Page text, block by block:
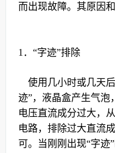
而出现故障。其原因
1 ． “字迹”排除
使用几小时或几天
迹”，液晶盒产生气泡
电压直流成分过大，
电路，排除过大直流
可。当刚刚出现“字迹